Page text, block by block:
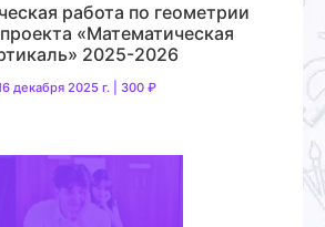
работа по геометрии
«Математическая
2025-2026
декабря 2025 г. | 300 ₽